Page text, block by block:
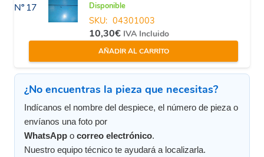
Nº 17 Disponible
SKU: 04301003
10,30€ IVA Incluido
AÑADIR AL CARRITO
¿No encuentras la pieza que necesitas?
Indícanos el nombre del despiece, el número de pieza o
envíanos una foto por
WhatsApp o correo electrónico.
Nuestro equipo técnico te ayudará a localizarla.